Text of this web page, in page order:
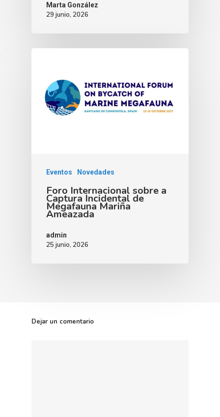
Marta González
29 junio, 2026
Eventos Novedades
Foro Internacional sobre a
Captura Incidental de
Megafauna Mariña
Ameazada
admin
25 junio, 2026
Dejar un comentario